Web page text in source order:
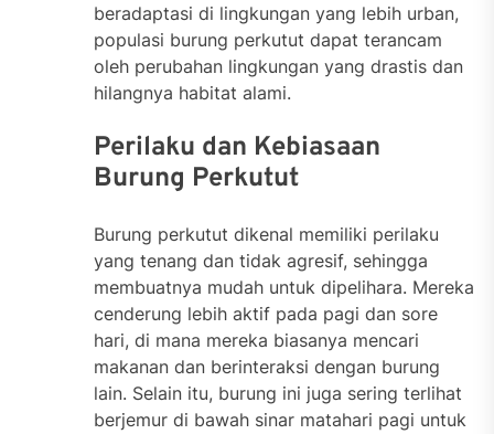
beradaptasi di lingkungan yang lebih urban,
populasi burung perkutut dapat terancam
oleh perubahan lingkungan yang drastis dan
hilangnya habitat alami.
Perilaku dan Kebiasaan
Burung Perkutut
Burung perkutut dikenal memiliki perilaku
yang tenang dan tidak agresif, sehingga
membuatnya mudah untuk dipelihara. Mereka
cenderung lebih aktif pada pagi dan sore
hari, di mana mereka biasanya mencari
makanan dan berinteraksi dengan burung
lain. Selain itu, burung ini juga sering terlihat
berjemur di bawah sinar matahari pagi untuk